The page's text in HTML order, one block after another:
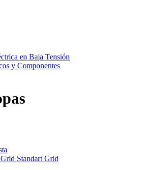
en Baja Tensión
y Componentes
Standart Grid